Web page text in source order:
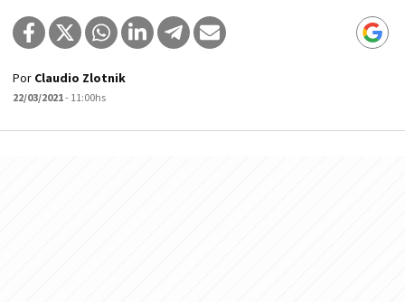
Por Claudio Zlotnik
22/03/2021- 11:00hs